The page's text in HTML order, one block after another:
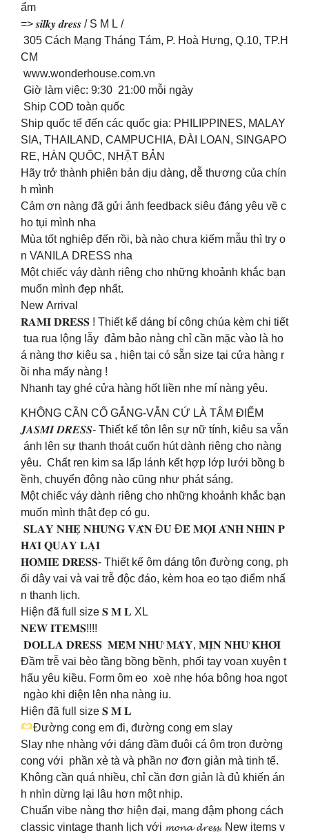
ẩm
=> 𝒔𝒊𝒍𝒌𝒚 𝒅𝒓𝒆𝒔𝒔 / S M L /
305 Cách Mạng Tháng Tám, P. Hoà Hưng, Q.10, TP.H
CM
www.wonderhouse.com.vn
Giờ làm việc: 9:30 21:00 mỗi ngày
Ship COD toàn quốc
Ship quốc tế đến các quốc gia: PHILIPPINES, MALAY
SIA, THAILAND, CAMPUCHIA, ĐÀI LOAN, SINGAPO
RE, HÀN QUỐC, NHẬT BẢN
Hãy trở thành phiên bản dịu dàng, dễ thương của chín
h mình
Cảm ơn nàng đã gửi ảnh feedback siêu đáng yêu về c
ho tụi mình nha
Mùa tốt nghiệp đến rồi, bà nào chưa kiếm mẫu thì try o
n VANILA DRESS nha
Một chiếc váy dành riêng cho những khoảnh khắc bạn
muốn mình đẹp nhất.
New Arrival
𝐑𝐀𝐌𝐈 𝐃𝐑𝐄𝐒𝐒 ! Thiết kế dáng bí công chúa kèm chi tiết
tua rua lộng lẫy đảm bảo nàng chỉ cần mặc vào là ho
á nàng thơ kiêu sa , hiện tại có sẵn size tại cửa hàng r
ồi nha mấy nàng !
Nhanh tay ghé cửa hàng hốt liền nhe mí nàng yêu.
KHÔNG CẦN CỐ GẮNG-VẪN CỨ LÀ TÂM ĐIỂM
𝑱𝑨𝑺𝑴𝑰 𝑫𝑹𝑬𝑺𝑺- Thiết kế tôn lên sự nữ tính, kiêu sa vẫn
ánh lên sự thanh thoát cuốn hút dành riêng cho nàng
yêu. Chất ren kim sa lấp lánh kết hợp lớp lưới bồng b
ềnh, chuyển động nào cũng như phát sáng.
Một chiếc váy dành riêng cho những khoảnh khắc bạn
muốn mình thật đẹp có gu.
𝐒𝐋𝐀𝐘 𝐍𝐇𝐄̣ 𝐍𝐇𝐔̛𝐍𝐆 𝐕𝐀̂̃𝐍 Đ𝐔̉ Đ𝐄̂̉ 𝐌𝐎̣𝐈 𝐀́𝐍𝐇 𝐍𝐇𝐈̀𝐍 𝐏
𝐇𝐀̉𝐈 𝐐𝐔𝐀𝐘 𝐋𝐀̣𝐈
𝐇𝐎𝐌𝐈𝐄 𝐃𝐑𝐄𝐒𝐒- Thiết kế ôm dáng tôn đường cong, ph
ối dây vai và vai trễ độc đáo, kèm hoa eo tạo điểm nhấ
n thanh lịch.
Hiện đã full size 𝐒 𝐌 𝐋 XL
𝐍𝐄𝐖 𝐈𝐓𝐄𝐌𝐒!!!!
𝐃𝐎𝐋𝐋𝐀 𝐃𝐑𝐄𝐒𝐒 𝐌𝐄̂̀𝐌 𝐍𝐇𝐔̛ 𝐌𝐀̂𝐘, 𝐌𝐈̣𝐍 𝐍𝐇𝐔̛ 𝐊𝐇𝐎́𝐈
Đầm trễ vai bèo tầng bồng bềnh, phối tay voan xuyên t
hấu yêu kiều. Form ôm eo xoè nhẹ hóa bông hoa ngọt
ngào khi diện lên nha nàng iu.
Hiện đã full size 𝐒 𝐌 𝐋
Đường cong em đi, đường cong em slay
Slay nhẹ nhàng với dáng đầm đuôi cá ôm trọn đường
cong với phần xẻ tà và phần nơ đơn giản mà tinh tế.
Không cần quá nhiều, chỉ cần đơn giản là đủ khiến án
h nhìn dừng lại lâu hơn một nhịp.
Chuẩn vibe nàng thơ hiện đại, mang đậm phong cách
classic vintage thanh lịch với 𝓶𝓸𝓷𝓪 𝓭𝓻𝓮𝓼𝓼. New items v